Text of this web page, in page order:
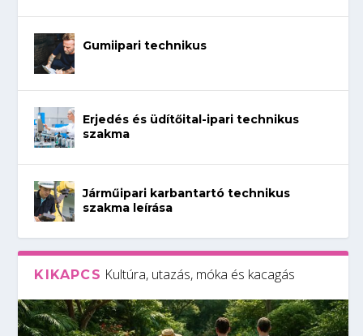
Gumiipari technikus
Erjedés és üdítőital-ipari technikus
szakma
Járműipari karbantartó technikus
szakma leírása
KIKAPCS Kultúra, utazás, móka és kacagás